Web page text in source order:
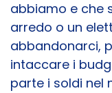
abbiamo e che
arredo o un
abbandonarci,
intaccare i
parte i soldi nel